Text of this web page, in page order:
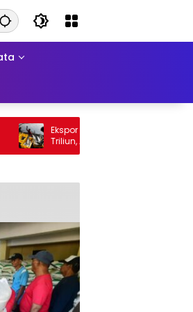
Ekspor Perikanan 2025 Tembus Rp105
Triliun, AS Jadi Pasar Utama